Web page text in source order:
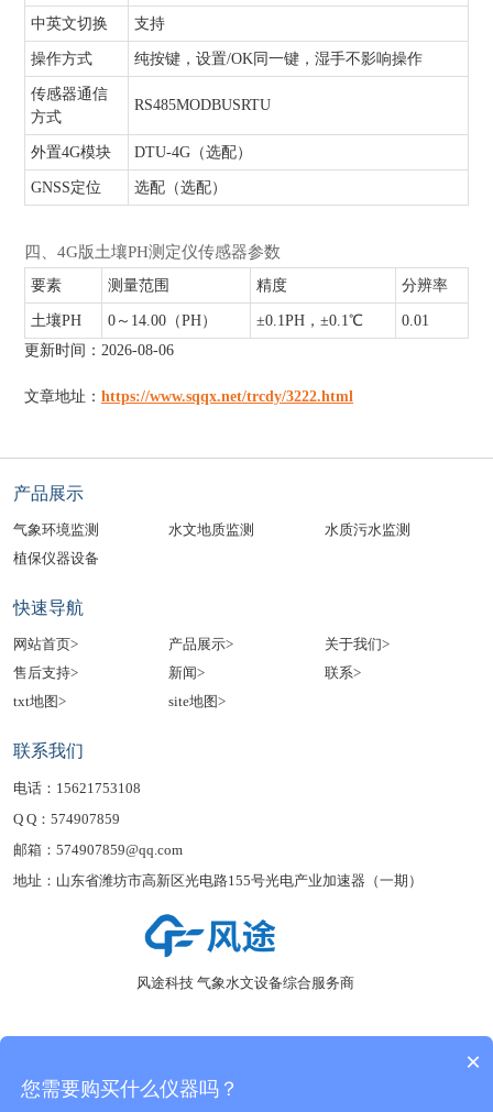
中英文切换 支持
操作方式 纯按键，设置/OK同一键，湿手不影响操作
传感器通信
方式
RS485MODBUSRTU
外置4G模块 DTU-4G（选配）
GNSS定位 选配（选配）
四、4G版土壤PH测定仪传感器参数
要素 测量范围 精度 分辨率
土壤PH 0～14.00（PH） ±0.1PH，±0.1℃
0.01
更新时间：2026-08-06
文章地址： https://www.sqqx.net/trcdy/3222.html
产品展示
气象环境监测 水文地质监测
水质污水监测
植保仪器设备
快速导航
网站首页> 产品展示>
关于我们>
售后支持>
新闻>
联系>
txt地图>
site地图>
联系我们
电话：15621753108
Q Q：574907859
邮箱：574907859@qq.com
地址：山东省潍坊市高新区光电路155号光电产业加速器（一期）
风途科技 气象水文设备综合服务商
×
您需要购买什么仪器吗？